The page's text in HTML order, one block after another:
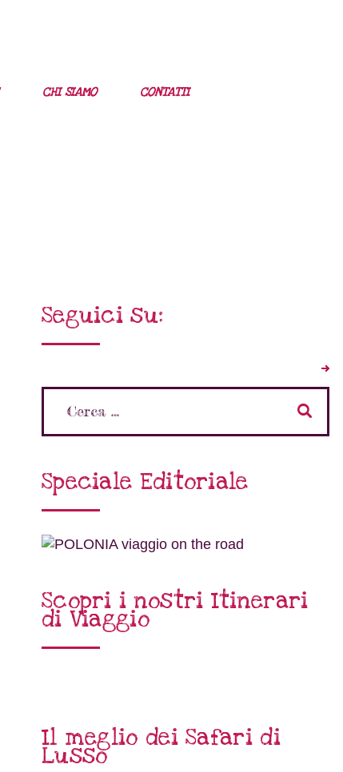
CHI SIAMO CONTATTI
Seguici su:
Speciale Editoriale
Scopri i nostri Itinerari
di Viaggio
Il meglio dei Safari di
Lusso